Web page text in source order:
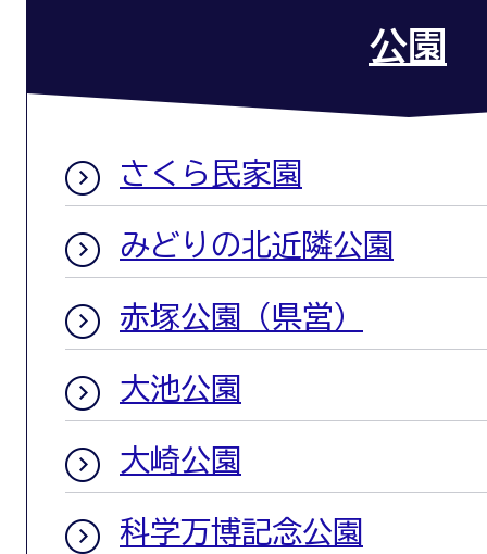
公園
さくら民家園
みどりの北近隣公園
赤塚公園（県営）
大池公園
大崎公園
科学万博記念公園